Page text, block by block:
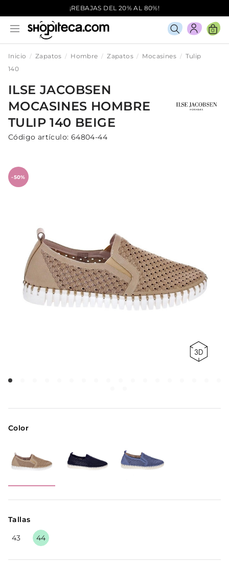
¡REBAJAS DEL 20% AL 80%!
0
Inicio Zapatos Hombre Zapatos Mocasines
Tulip
140
ILSE JACOBSEN
MOCASINES HOMBRE
TULIP 140 BEIGE
Código artículo: 64804-44
-50%
Color
Tallas
43
44